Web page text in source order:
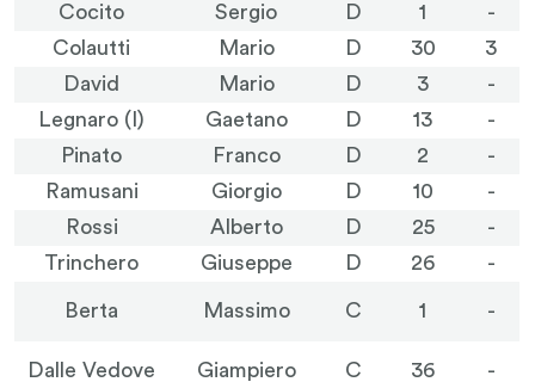
Cocito
Sergio D 1
-
Colautti
Mario D 30
3
David
Mario D 3
-
Legnaro (I)
Gaetano D 13
-
Pinato
Franco D 2
-
Ramusani
Giorgio D 10
-
Rossi
Alberto D 25
-
Trinchero
Giuseppe D 26 -
Berta Massimo C 1 -
Dalle Vedove Giampiero C 36 -